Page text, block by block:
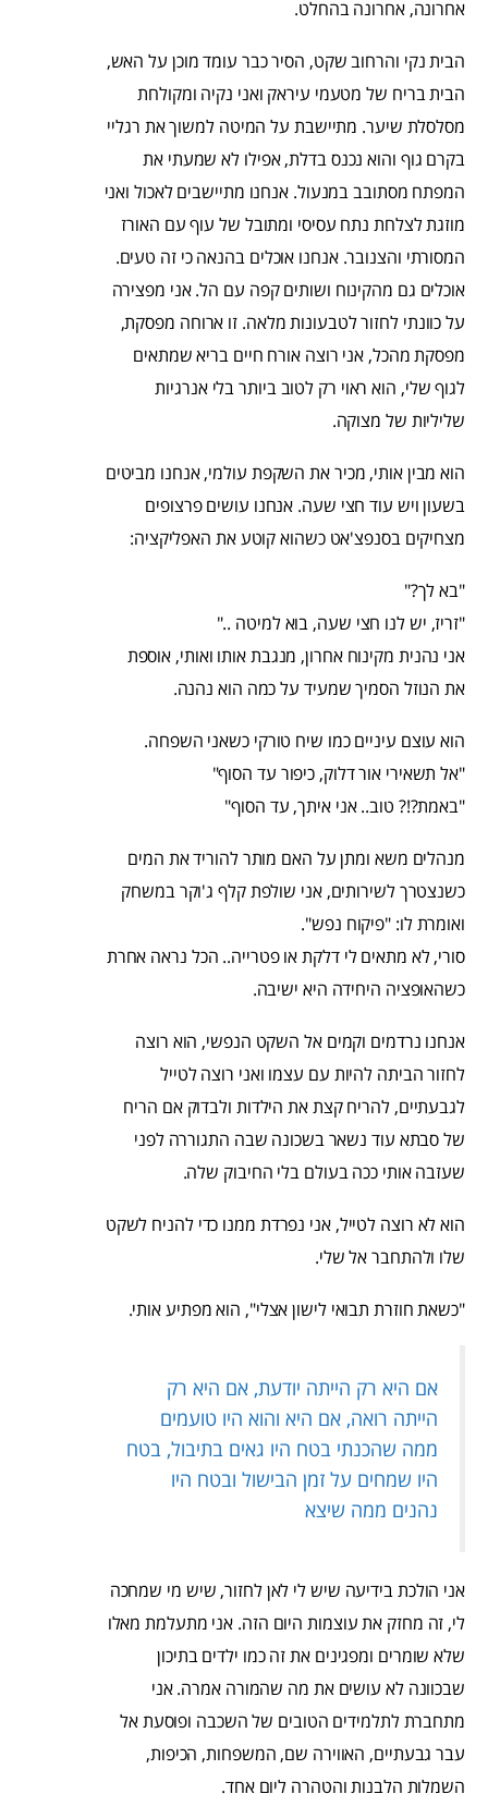
אחרונה, אחרונה בהחלט.
הבית נקי והרחוב שקט, הסיר כבר עומד מוכן על האש,
הבית בריח של מטעמי עיראק ואני נקיה ומקולחת
מסלסלת שיער. מתיישבת על המיטה למשוך את רגליי
בקרם גוף והוא נכנס בדלת, אפילו לא שמעתי את
המפתח מסתובב במנעול. אנחנו מתיישבים לאכול ואני
מוזגת לצלחת נתח עסיסי ומתובל של עוף עם האורז
המסורתי והצנובר. אנחנו אוכלים בהנאה כי זה טעים.
אוכלים גם מהקינוח ושותים קפה עם הל. אני מפצירה
על כוונתי לחזור לטבעונות מלאה. זו ארוחה מפסקת,
מפסקת מהכל, אני רוצה אורח חיים בריא שמתאים
לגוף שלי, הוא ראוי רק לטוב ביותר בלי אנרגיות
שליליות של מצוקה.
הוא מבין אותי, מכיר את השקפת עולמי, אנחנו מביטים
בשעון ויש עוד חצי שעה. אנחנו עושים פרצופים
מצחיקים בסנפצ'אט כשהוא קוטע את האפליקציה:
"בא לך?"
"זריז, יש לנו חצי שעה, בוא למיטה .."
אני נהנית מקינוח אחרון, מנגבת אותו ואותי, אוספת
את הנוזל הסמיך שמעיד על כמה הוא נהנה.
הוא עוצם עיניים כמו שיח טורקי כשאני השפחה.
"אל תשאירי אור דלוק, כיפור עד הסוף"
"באמת?!? טוב.. אני איתך, עד הסוף"
מנהלים משא ומתן על האם מותר להוריד את המים
כשנצטרך לשירותים, אני שולפת קלף ג'וקר במשחק
ואומרת לו: "פיקוח נפש".
סורי, לא מתאים לי דלקת או פטרייה.. הכל נראה אחרת
כשהאופציה היחידה היא ישיבה.
אנחנו נרדמים וקמים אל השקט הנפשי, הוא רוצה
לחזור הביתה להיות עם עצמו ואני רוצה לטייל
לגבעתיים, להריח קצת את הילדות ולבדוק אם הריח
של סבתא עוד נשאר בשכונה שבה התגוררה לפני
שעזבה אותי ככה בעולם בלי החיבוק שלה.
הוא לא רוצה לטייל, אני נפרדת ממנו כדי להניח לשקט
שלו ולהתחבר אל שלי.
"כשאת חוזרת תבואי לישון אצלי", הוא מפתיע אותי.
אם היא רק הייתה יודעת, אם היא רק
הייתה רואה, אם היא והוא היו טועמים
ממה שהכנתי בטח היו גאים בתיבול, בטח
היו שמחים על זמן הבישול ובטח היו
נהנים ממה שיצא
אני הולכת בידיעה שיש לי לאן לחזור, שיש מי שמחכה
לי, זה מחזק את עוצמות היום הזה. אני מתעלמת מאלו
שלא שומרים ומפגינים את זה כמו ילדים בתיכון
שבכוונה לא עושים את מה שהמורה אמרה. אני
מתחברת לתלמידים הטובים של השכבה ופוסעת אל
עבר גבעתיים, האווירה שם, המשפחות, הכיפות,
השמלות הלבנות והטהרה ליום אחד.